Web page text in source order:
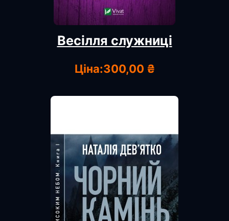
Весілля служниці
Ціна:300,00 ₴